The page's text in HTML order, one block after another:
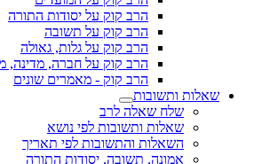
הרב קוק על יסודות התורה
הרב קוק על תשובה
הרב קוק על גלות, גאולה
הרב קוק על חברה, מדינה,
הרב קוק - מאמרים שונים
שאלות ותשובות
שלח שאלה לרב
שאלות ותשובות לפי נושא
השאלות והתשובות לפי תאריך
אמונה, תשובה, יסודות התורה